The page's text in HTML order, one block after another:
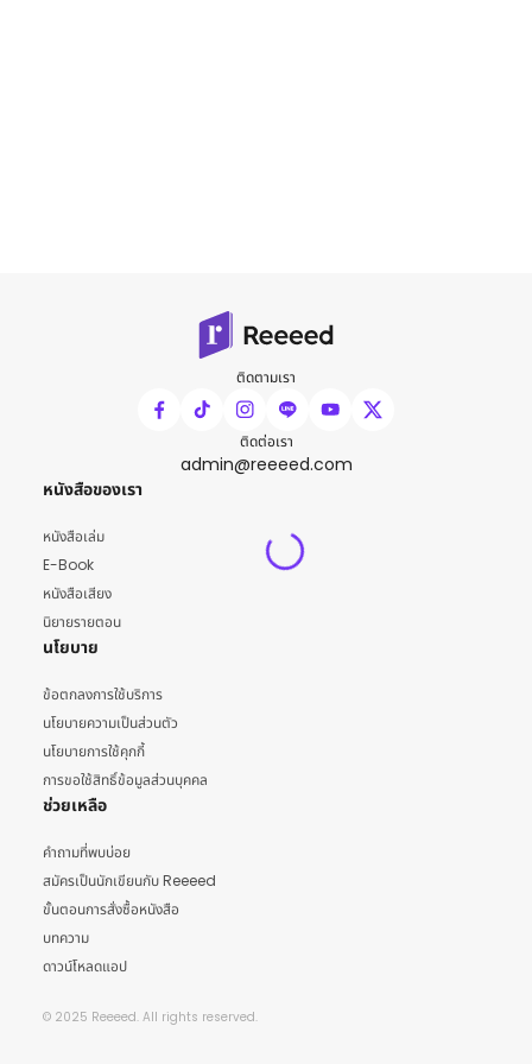
ติดตามเรา
ติดต่อเรา
admin@reeeed.com
หนังสือของเรา
หนังสือเล่ม
E-Book
หนังสือเสียง
นิยายรายตอน
นโยบาย
ข้อตกลงการใช้บริการ
นโยบายความเป็นส่วนตัว
นโยบายการใช้คุกกี้
การขอใช้สิทธิ์ข้อมูลส่วนบุคคล
ช่วยเหลือ
คำถามที่พบบ่อย
สมัครเป็นนักเขียนกับ Reeeed
ขั้นตอนการสั่งซื้อหนังสือ
บทความ
ดาวน์โหลดแอป
© 2025 Reeeed. All rights reserved.